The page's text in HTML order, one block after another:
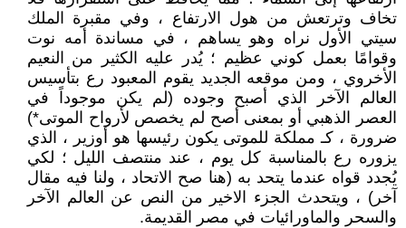
تخاف وترتعش من هول الارتفاع ، وفي مقبرة الملك
سيتي الأول نراه وهو يساهم ، في مساندة أمه نوت
وقوامًا بعمل كوني عظيم ؛ يُدر عليه الكثير من النعيم
الأخروي ، ومن موقعه الجديد يقوم المعبود رع بتأسيس
العالم الآخر الذي أصبح وجوده (لم يكن موجوداً في
العصر الذهبي أو بمعنى أصح لم يخصص لأرواح الموتى*)
ضرورة ، كـ مملكة للموتى يكون رئيسها هو أوزير ، الذي
يزوره رع بالمناسبة كل يوم ، عند منتصف الليل ؛ لكي
يُجدد قواه عندما يتحد به (هنا صح الاتحاد ، ولنا فيه مقال
آخر) ، ويتحدث الجزء الاخير من النص عن العالم الآخر
والسحر والماورائيات في مصر القديمة.